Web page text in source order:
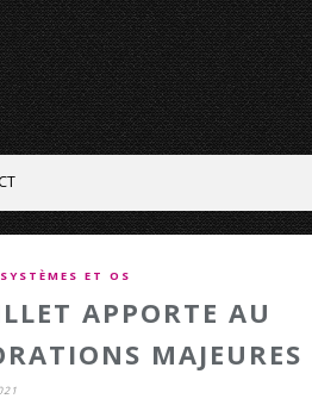
SYSTÈMES ET OS
APPORTE AU
MAJEURES